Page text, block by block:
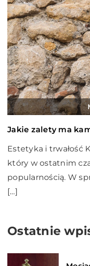
Jakie zalety ma
Estetyka i trwałość
który w ostatnim
popularnością. W
[…]
Ostatnie